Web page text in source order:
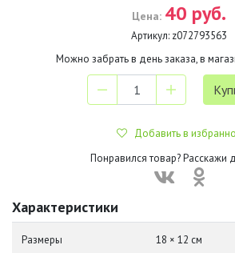
Цена: 40 руб.
Артикул: z072793563
Можно забрать в день заказа, в
Добавить в
Понравился товар? Расскажи
Характеристики
Размеры 18 × 12 см